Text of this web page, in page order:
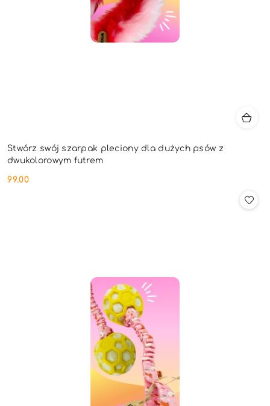
Stwórz swój szarpak pleciony dla dużych psów z
dwukolorowym futrem
Cena:
99.00